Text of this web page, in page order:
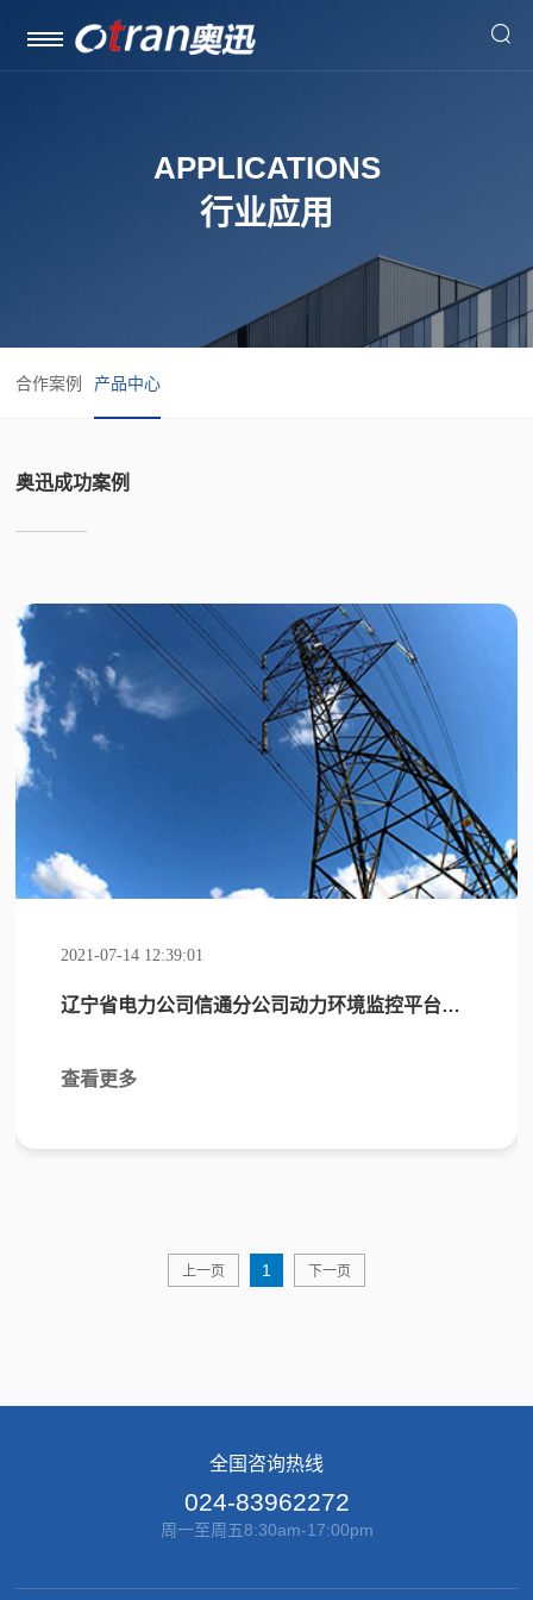

联系方式
APPLICATIONS
行业应用
合作案例 产品中心
奥迅成功案例
2021-07-14 12:39:01
辽宁省电力公司信通分公司动力环境监控平台系统
查看更多
上一页 1 下一页
全国咨询热线
024-83962272
周一至周五8:30am-17:00pm